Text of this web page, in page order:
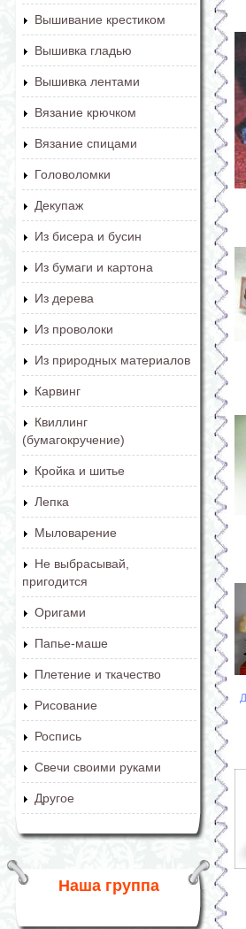
Вышивание крестиком
Вышивка гладью
Вышивка лентами
Вязание крючком
Вязание спицами
Головоломки
Декупаж
Из бисера и бусин
Из бумаги и картона
Из дерева
Из проволоки
Из природных материалов
Карвинг
Квиллинг
(бумагокручение)
Кройка и шитье
Лепка
Мыловарение
Не выбрасывай,
пригодится
Оригами
Папье-маше
Плетение и ткачество
Рисование
Роспись
Свечи своими руками
Другое
Наша группа